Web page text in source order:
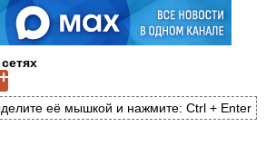
её мышкой и нажмите: Ctrl + Enter